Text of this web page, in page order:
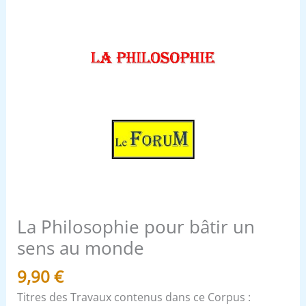
La Philosophie pour bâtir un
sens au monde
9,90€
Titres des Travaux contenus dans ce Corpus :